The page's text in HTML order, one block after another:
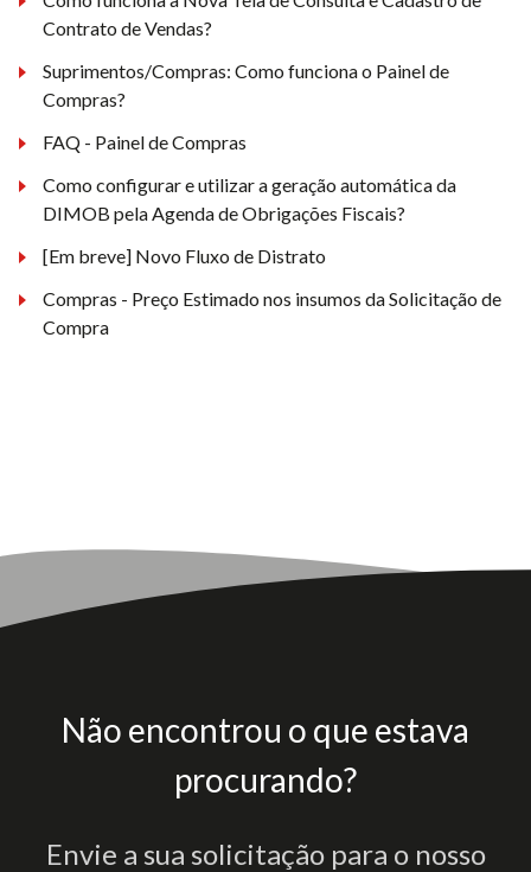
Contrato de Vendas?
Suprimentos/Compras: Como funciona o Painel de
Compras?
FAQ - Painel de Compras
Como configurar e utilizar a geração automática da
DIMOB pela Agenda de Obrigações Fiscais?
[Em breve] Novo Fluxo de Distrato
Compras - Preço Estimado nos insumos da Solicitação de
Compra
Não encontrou o que estava
procurando?
Envie a sua solicitação para o nosso